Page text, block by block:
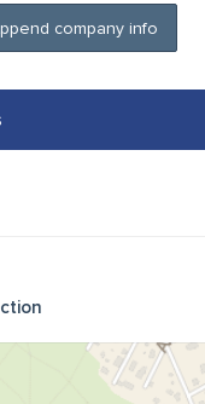
company info